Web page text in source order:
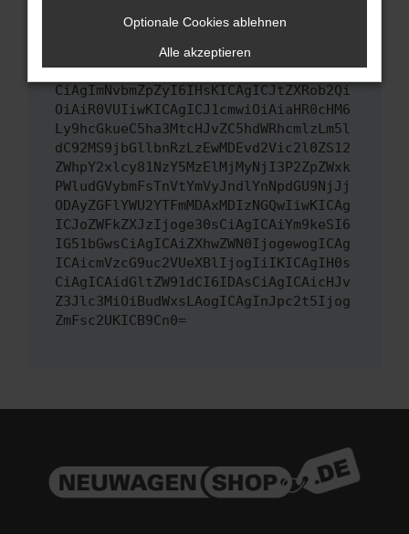
Fehlersuche zu unterstützen:
ewogICJuYW1lIjogIk5ldHdvcmtFcnJvciIs
CiAgImNvbmZpZyI6IHsKICAgICJtZXRob2Qi
OiAiR0VUIiwKICAgICJ1cmwiOiAiaHR0cHM6
Ly9hcGkueC5ha3MtcHJvZC5hdWRhcmlzLm5l
dC92MS9jbGllbnRzLzEwMDEvd2Vic2l0ZS12
ZWhpY2xlcy81NzY5MzElMjMyNjI3P2ZpZWxk
PWludGVybmFsTnVtYmVyJndlYnNpdGU9NjJj
ODAyZGFlYWU2YTFmMDAxMDIzNGQwIiwKICAg
ICJoZWFkZXJzIjoge30sCiAgICAiYm9keSI6
IG51bGwsCiAgICAiZXhwZWN0IjogewogICAg
ICAicmVzcG9uc2VUeXBlIjogIiIKICAgIH0s
CiAgICAidGltZW91dCI6IDAsCiAgICAicHJv
Z3Jlc3MiOiBudWxsLAogICAgInJpc2t5Ijog
ZmFsc2UKICB9Cn0=
Optionale Cookies ablehnen
Alle akzeptieren